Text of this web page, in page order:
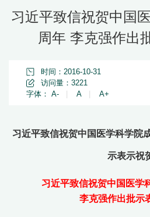
习近平致信祝贺中国
周年 李克强作出
时间：2016-10-31
访问量： 3221
字体： A- A A+
习近平致信祝贺中国医学科学院
示表示祝
习近平致信祝贺中国医学
李克强作出批示